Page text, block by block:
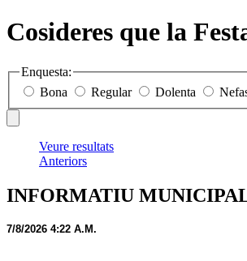
Cosideres que la
Enquesta:
Bona
Regular Dolenta
Veure resultats
Anteriors
INFORMATIU
7/8/2026 4:22 A.M.